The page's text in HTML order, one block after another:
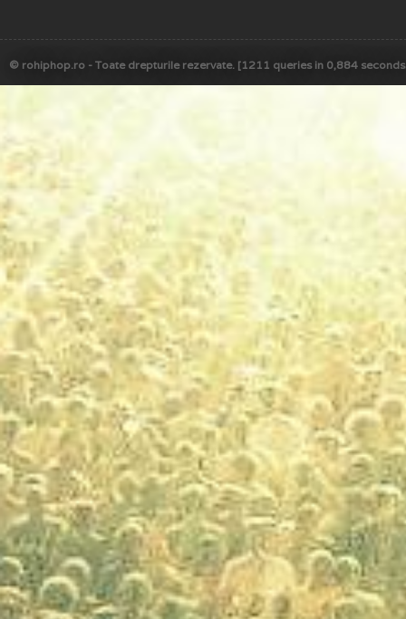
© rohiphop.ro - Toate drepturile rezervate. [1211 queries in 0,884